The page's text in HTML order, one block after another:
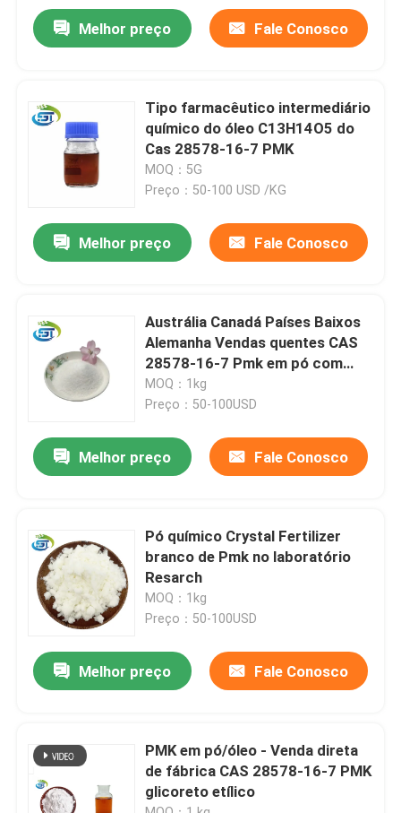
Produtos
Sobre nós
Excursão da fábrica
Contacte-nos
Peça umas citações
Produto químico de BMK
PMK Químico
Produto químico de BDO
Melhor preço Fale Conosco
Tipo farmacêutico intermediário
químico do óleo C13H14O5 do
Cas 28578-16-7 PMK
MOQ：5G
Preço：50-100 USD /KG
Melhor preço Fale Conosco
Austrália Canadá Países Baixos
Alemanha Vendas quentes CAS
28578-16-7 Pmk em pó com
melhor preço
MOQ：1kg
Preço：50-100USD
Melhor preço Fale Conosco
Pó químico Crystal Fertilizer
branco de Pmk no laboratório
Resarch
MOQ：1kg
Preço：50-100USD
Melhor preço Fale Conosco
PMK em pó/óleo - Venda direta
de fábrica CAS 28578-16-7 PMK
glicoreto etílico